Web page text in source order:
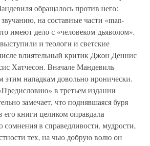
обращалось против него:
на составные части «man-
имеют дело с «человеком-дьяволом».
и теологи и светские
влиятельный критик Джон Деннис
Хатчесон. Вначале Мандевиль
этим нападкам довольно иронически.
в третьем издании
замечает, что поднявшаяся буря
его книги целиком оправдала
сомнения в справедливости, мудрости,
тех, на чью добрую волю он